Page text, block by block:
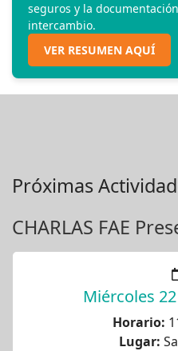
seguros y la
intercambio.
VER RESUMEN AQUÍ
Próximas
CHARLAS FAE
Miércoles
Horario:
Lugar: